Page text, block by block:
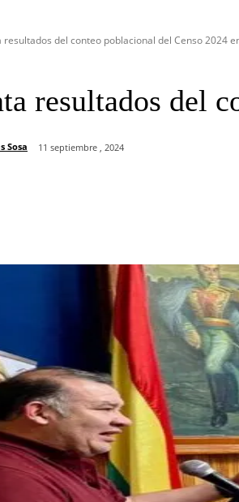
resultados del conteo poblacional del Censo 2024
resultados del
Sosa 11 septiembre , 2024